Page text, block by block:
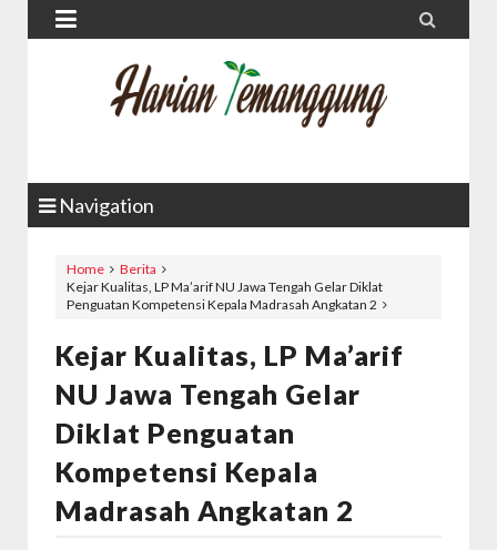
 
Navigation
Home
Berita
Kejar Kualitas, LP Ma’arif NU Jawa Tengah Gelar Diklat
Penguatan Kompetensi Kepala Madrasah Angkatan 2
Kejar Kualitas, LP Ma’arif
NU Jawa Tengah Gelar
Diklat Penguatan
Kompetensi Kepala
Madrasah Angkatan 2